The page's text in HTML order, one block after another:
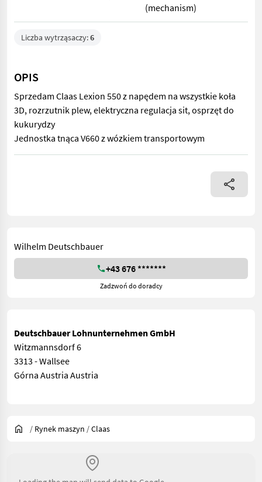
(mechanism)
Liczba wytrząsaczy:6
OPIS
Sprzedam Claas Lexion 550 z napędem na wszystkie koła
3D, rozrzutnik plew, elektryczna regulacja sit, osprzęt do
kukurydzy
Jednostka tnąca V660 z wózkiem transportowym
Sprzedam Claas Lexion 550 z napędem na wszystkie koła
Wilhelm Deutschbauer
+43 676 *******
Zadzwoń do doradcy
Deutschbauer Lohnunternehmen GmbH
Witzmannsdorf 6
3313 - Wallsee
Górna Austria Austria
/ Rynek maszyn /Claas